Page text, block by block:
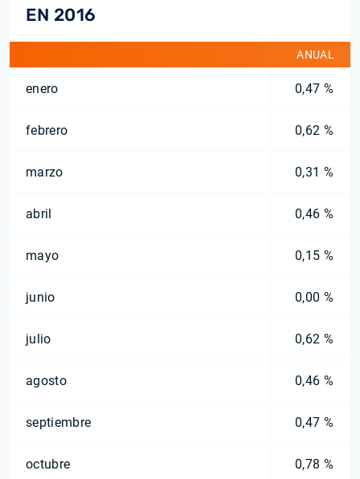
EN 2016
ANUAL
enero 0,47 %
febrero 0,62 %
marzo 0,31 %
abril 0,46 %
mayo 0,15 %
junio 0,00 %
julio 0,62 %
agosto 0,46 %
septiembre 0,47 %
octubre 0,78 %